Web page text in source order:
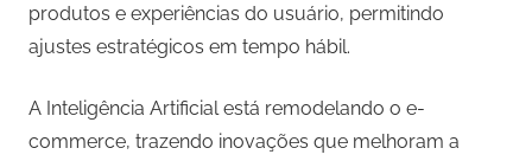
produtos e experiências do usuário, permitindo
ajustes estratégicos em tempo hábil.
A Inteligência Artificial está remodelando o e-
commerce, trazendo inovações que melhoram a